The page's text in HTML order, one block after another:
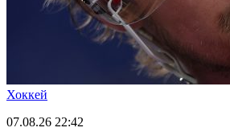
Хоккей
07.08.26 22:42